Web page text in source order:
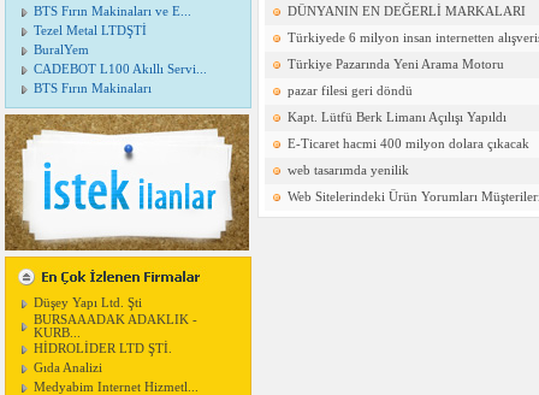
BTS Fırın Makinaları ve E...
Tezel Metal LTDŞTİ
BuralYem
CADEBOT L100 Akıllı Servi...
BTS Fırın Makinaları
Düşey Yapı Ltd. Şti
BURSAAADAK ADAKLIK -
KURB...
HİDROLİDER LTD ŞTİ.
Gıda Analizi
Medyabim Internet Hizmetl...
DÜNYANIN EN DEĞERLİ MARKALARI
Türkiyede 6 milyon insan internetten
Türkiye Pazarında Yeni Arama Motoru
pazar filesi geri döndü
Kapt. Lütfü Berk Limanı Açılışı Yapıldı
E-Ticaret hacmi 400 milyon dolara çıkacak
web tasarımda yenilik
Web Sitelerindeki Ürün Yorumları